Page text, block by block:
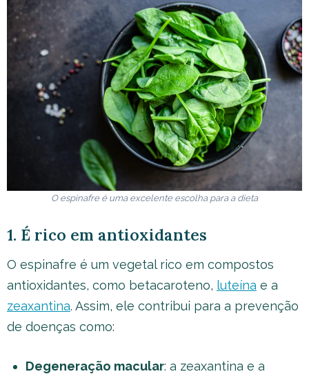
O espinafre é uma excelente escolha para a dieta
1. É rico em antioxidantes
O espinafre é um vegetal rico em compostos
antioxidantes, como betacaroteno, luteína e a
zeaxantina. Assim, ele contribui para a prevenção
de doenças como:
Degeneração macular: a zeaxantina e a